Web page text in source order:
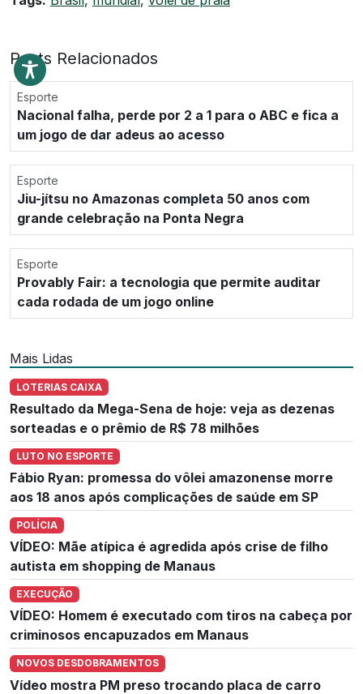
Posts Relacionados
Esporte
Nacional falha, perde por 2 a 1 para o ABC e fica a
um jogo de dar adeus ao acesso
Esporte
Jiu-jítsu no Amazonas completa 50 anos com
grande celebração na Ponta Negra
Esporte
Provably Fair: a tecnologia que permite auditar
cada rodada de um jogo online
Mais Lidas
LOTERIAS CAIXA
Resultado da Mega-Sena de hoje: veja as dezenas
sorteadas e o prêmio de R$ 78 milhões
LUTO NO ESPORTE
Fábio Ryan: promessa do vôlei amazonense morre
aos 18 anos após complicações de saúde em SP
POLÍCIA
VÍDEO: Mãe atípica é agredida após crise de filho
autista em shopping de Manaus
EXECUÇÃO
VÍDEO: Homem é executado com tiros na cabeça por
criminosos encapuzados em Manaus
NOVOS DESDOBRAMENTOS
Vídeo mostra PM preso trocando placa de carro